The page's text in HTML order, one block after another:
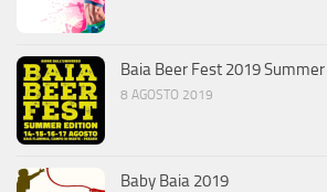
Baia Beer Fest 2019
8 AGOSTO 2019
Baby Baia 2019